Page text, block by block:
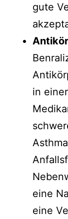
gute
in
eine
eine